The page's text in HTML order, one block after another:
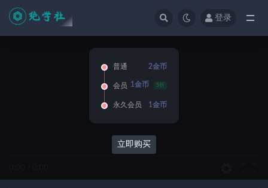
登录
普通 2金币
会员 1金币 5折
永久会员 1金币
立即购买